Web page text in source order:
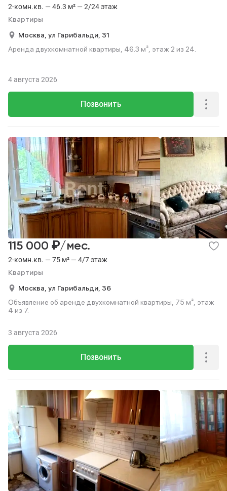
2-комн.кв. — 46.3 м² — 2/24 этаж
Квартиры
Москва, ул Гарибальди, 31
Аренда двухкомнатной квартиры, 46.3 м², этаж 2 из 24.
Позвонить
4 августа 2026
2-комн.кв. — 75 м² — 4/7 этаж
Квартиры
115 000 ₽/мес.
Москва, ул Гарибальди, 36
Объявление об аренде двухкомнатной квартиры, 75 м², этаж
4 из 7.
Позвонить
3 августа 2026